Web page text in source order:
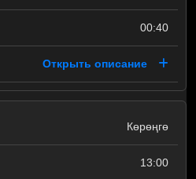
00:40
Открыть описание
Көрөңгө
13:00